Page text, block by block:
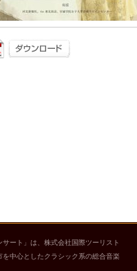
ート」は、株式会社国際ツーリスト
を中心としたクラシック系の総合音楽